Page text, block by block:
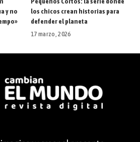
y no
los chicos crean historias para
defender el planeta
17 marzo, 2026